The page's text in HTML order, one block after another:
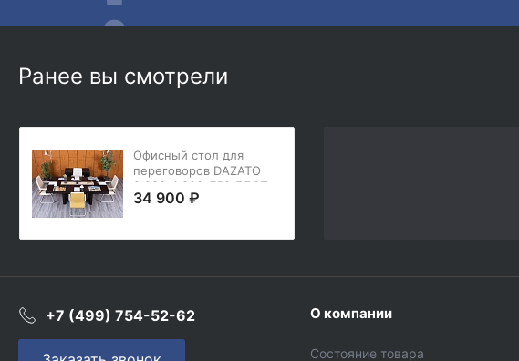
Ранее вы смотрели
Офисный стол для
переговоров DAZATO
2 230х1 200х750 ЛДСП
Венге EUR/QUARANTA
34 900 ₽
+7 (499) 754-52-62 О компании
Состояние товара